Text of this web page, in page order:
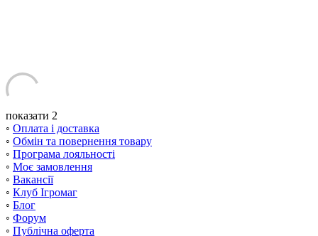
показати 2
◦ Оплата і доставка
◦ Обмін та повернення товару
◦ Програма лояльності
◦ Моє замовлення
◦ Вакансії
◦ Клуб Ігромаг
◦ Блог
◦ Форум
◦ Публічна оферта